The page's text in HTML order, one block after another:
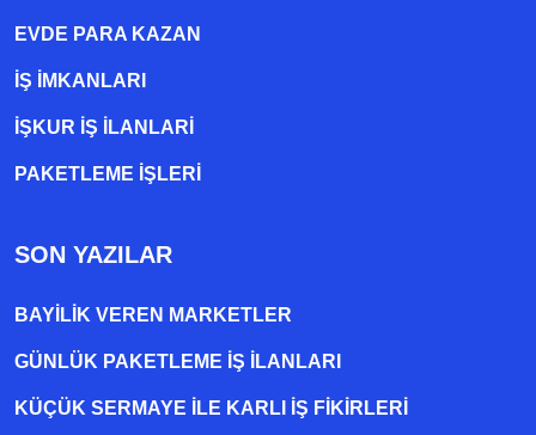
EVDE PARA KAZAN
İŞ İMKANLARI
İŞKUR İŞ İLANLARI
PAKETLEME IŞLERI
SON YAZILAR
BAYILIK VEREN MARKETLER
GÜNLÜK PAKETLEME İŞ İLANLARI
KÜÇÜK SERMAYE ILE KARLI İŞ FIKIRLERI